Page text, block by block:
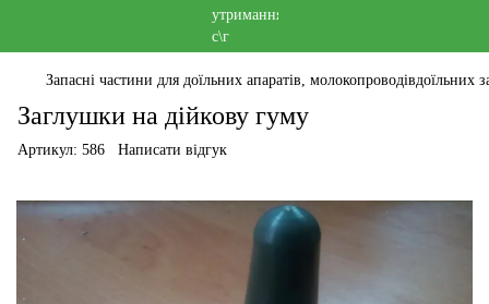
Запасні частини для доїльних апаратів, молокопроводівдоїльних
Заглушки на дійкову гуму
Артикул: 586 Написати відгук